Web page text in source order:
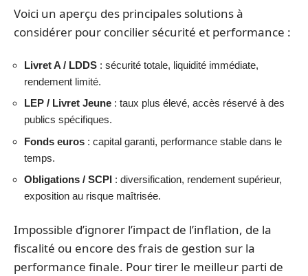
Voici un aperçu des principales solutions à
considérer pour concilier sécurité et performance :
Livret A / LDDS : sécurité totale, liquidité immédiate,
rendement limité.
LEP / Livret Jeune : taux plus élevé, accès réservé à des
publics spécifiques.
Fonds euros : capital garanti, performance stable dans le
temps.
Obligations / SCPI : diversification, rendement supérieur,
exposition au risque maîtrisée.
Impossible d’ignorer l’impact de l’inflation, de la
fiscalité ou encore des frais de gestion sur la
performance finale. Pour tirer le meilleur parti de